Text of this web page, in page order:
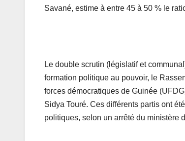
Savané, estime à entre 45 à 50 % le
Le double scrutin (législatif et
formation politique au pouvoir, le
forces démocratiques de Guinée
Sidya Touré. Ces différents partis ont
politiques, selon un arrêté du ministère